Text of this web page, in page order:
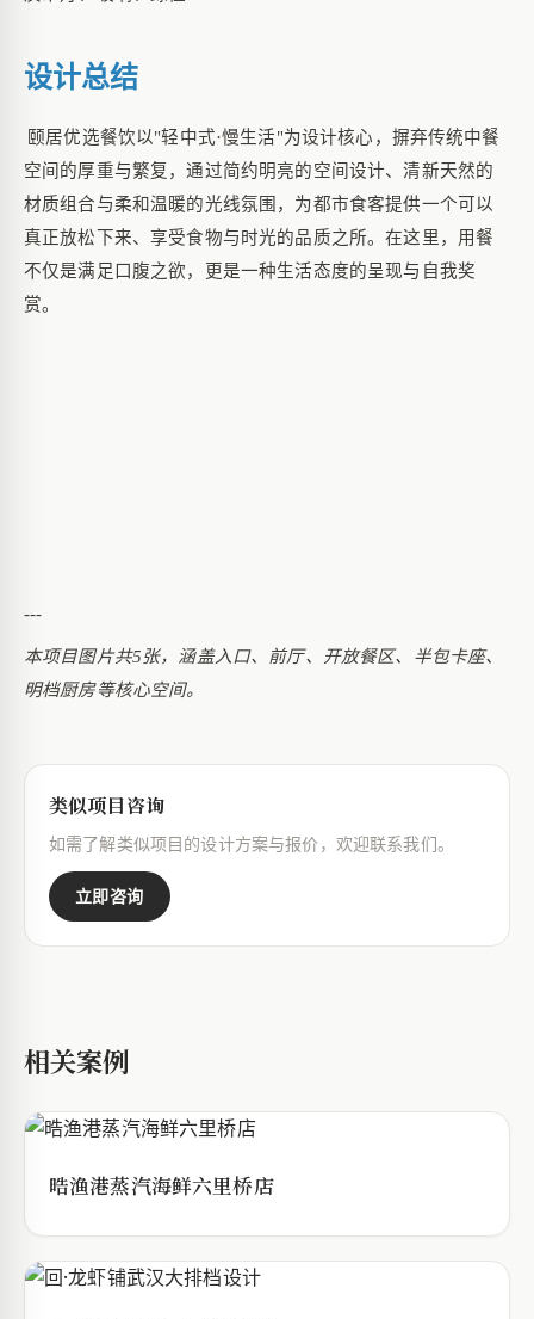
设计总结
颐居优选餐饮以"轻中式·慢生活"为设计核心，摒弃传统中餐
空间的厚重与繁复，通过简约明亮的空间设计、清新天然的
材质组合与柔和温暖的光线氛围，为都市食客提供一个可以
真正放松下来、享受食物与时光的品质之所。在这里，用餐
不仅是满足口腹之欲，更是一种生活态度的呈现与自我奖
赏。
---
本项目图片共5张，涵盖入口、前厅、开放餐区、半包卡座、
明档厨房等核心空间。
类似项目咨询
如需了解类似项目的设计方案与报价，欢迎联系我们。
立即咨询
相关案例
晧渔港蒸汽海鲜六里桥店